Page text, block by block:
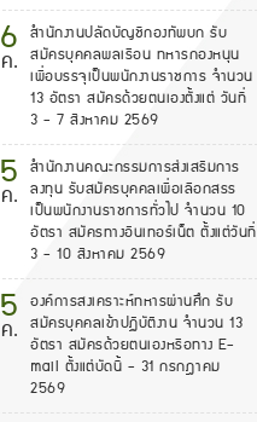
.
สำนักงานปลัดบัญชีกองทัพบก รับ
สมัครบุคคลพลเรือน ทหารกองหนุน
เพื่อบรรจุเป็นพนักงานราชการ จำนวน
13 อัตรา สมัครด้วยตนเองตั้งแต่ วันที่
3 - 7 สิงหาคม 2569
.
สำนักงานคณะกรรมการส่งเสริมการ
ลงทุน รับสมัครบุคคลเพื่อเลือกสรร
เป็นพนักงานราชการทั่วไป จำนวน 10
อัตรา สมัครทางอินเทอร์เน็ต ตั้งแต่วันที่
3 - 10 สิงหาคม 2569
.
องค์การสงเคราะห์ทหารผ่านศึก รับ
สมัครบุคคลเข้าปฏิบัติงาน จำนวน 13
อัตรา สมัครด้วยตนเองหรือทาง E-
mail ตั้งแต่บัดนี้ - 31 กรกฎาคม
2569